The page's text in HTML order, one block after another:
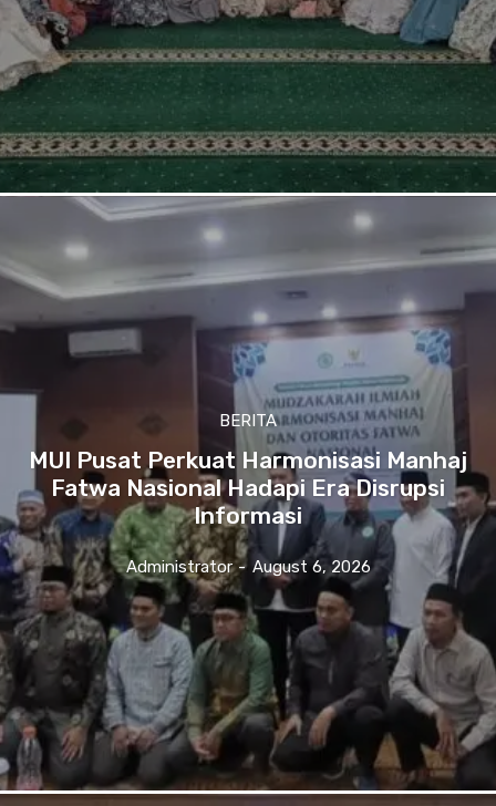
BERITA
MUI Pusat Perkuat Harmonisasi Manhaj
Fatwa Nasional Hadapi Era Disrupsi
Informasi
Administrator - August 6, 2026